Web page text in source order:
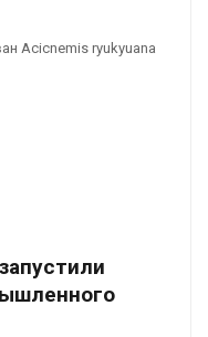
Acicnemis ryukyuana